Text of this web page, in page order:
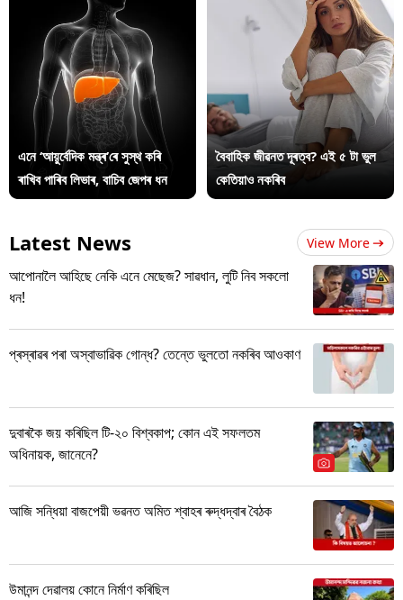
এনে ‘আয়ুৰ্বেদিক মন্ত্ৰ’ৰে সুস্থ কৰি
ৰাখিব পাৰিব লিভাৰ, বাচিব জেপৰ ধন
বৈবাহিক জীৱনত দূৰত্ব? এই ৫ টা ভুল
কেতিয়াও নকৰিব
Latest News View More
আপোনালৈ আহিছে নেকি এনে মেছেজ? সাৱধান, লুটি নিব সকলো
ধন!
প্ৰস্ৰাৱৰ পৰা অস্বাভাৱিক গোন্ধ? তেন্তে ভুলতো নকৰিব আওকাণ
দুবাৰকৈ জয় কৰিছিল টি-২০ বিশ্বকাপ; কোন এই সফলতম
অধিনায়ক, জানেনে?
আজি সন্ধিয়া বাজপেয়ী ভৱনত অমিত শ্বাহৰ ৰুদ্ধদ্বাৰ বৈঠক
উমানন্দ দেৱালয় কোনে নিৰ্মাণ কৰিছিল